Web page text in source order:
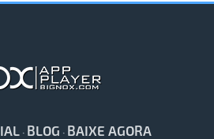
· BLOG · BAIXE AGORA